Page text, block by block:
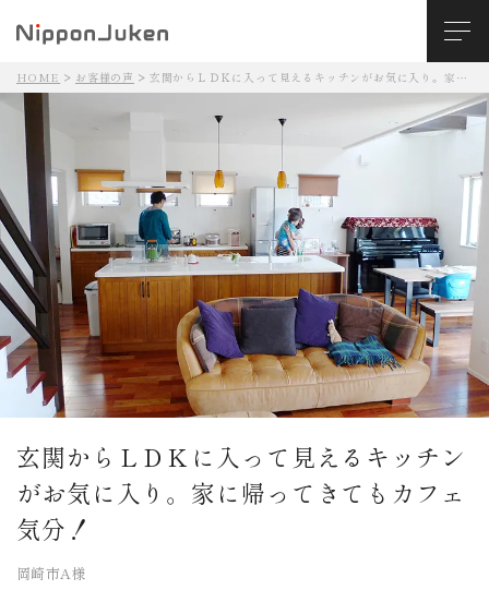
HOME お客様の声 玄関からＬＤＫに入って見えるキッチンがお気に入り。家に帰ってきてもカフェ気分！
玄関からＬＤＫに入って見えるキッチン
がお気に入り。家に帰ってきてもカフェ
気分！
岡崎市A様